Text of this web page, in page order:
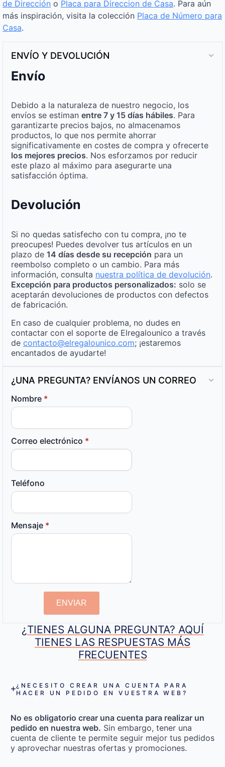
de Dirección o Placa para Direccion de Casa. Para aún
más inspiración, visita la colección Placa de Número para
Casa.
ENVÍO Y DEVOLUCIÓN
Envío
Debido a la naturaleza de nuestro negocio, los
envíos se estiman entre 7 y 15 días hábiles. Para
garantizarte precios bajos, no almacenamos
productos, lo que nos permite ahorrar
significativamente en costes de compra y ofrecerte
los mejores precios. Nos esforzamos por reducir
este plazo al máximo para asegurarte una
satisfacción óptima.
Devolución
Si no quedas satisfecho con tu compra, ¡no te
preocupes! Puedes devolver tus artículos en un
plazo de 14 días desde su recepción para un
reembolso completo o un cambio. Para más
información, consulta nuestra política de devolución.
Excepción para productos personalizados: solo se
aceptarán devoluciones de productos con defectos
de fabricación.
En caso de cualquier problema, no dudes en
contactar con el soporte de Elregalounico a través
de contacto@elregalounico.com; ¡estaremos
encantados de ayudarte!
¿UNA PREGUNTA? ENVÍANOS UN CORREO
Nombre *
Correo electrónico *
Teléfono
Mensaje *
ENVIAR
¿TIENES ALGUNA PREGUNTA? AQUÍ
TIENES LAS RESPUESTAS MÁS
FRECUENTES
¿NECESITO CREAR UNA CUENTA PARA
HACER UN PEDIDO EN VUESTRA WEB?
No es obligatorio crear una cuenta para realizar un
pedido en nuestra web. Sin embargo, tener una
cuenta de cliente te permite seguir mejor tus pedidos
y aprovechar nuestras ofertas y promociones.